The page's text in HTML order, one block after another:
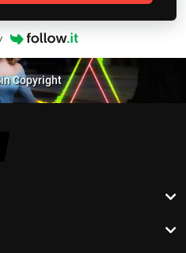
Copyright